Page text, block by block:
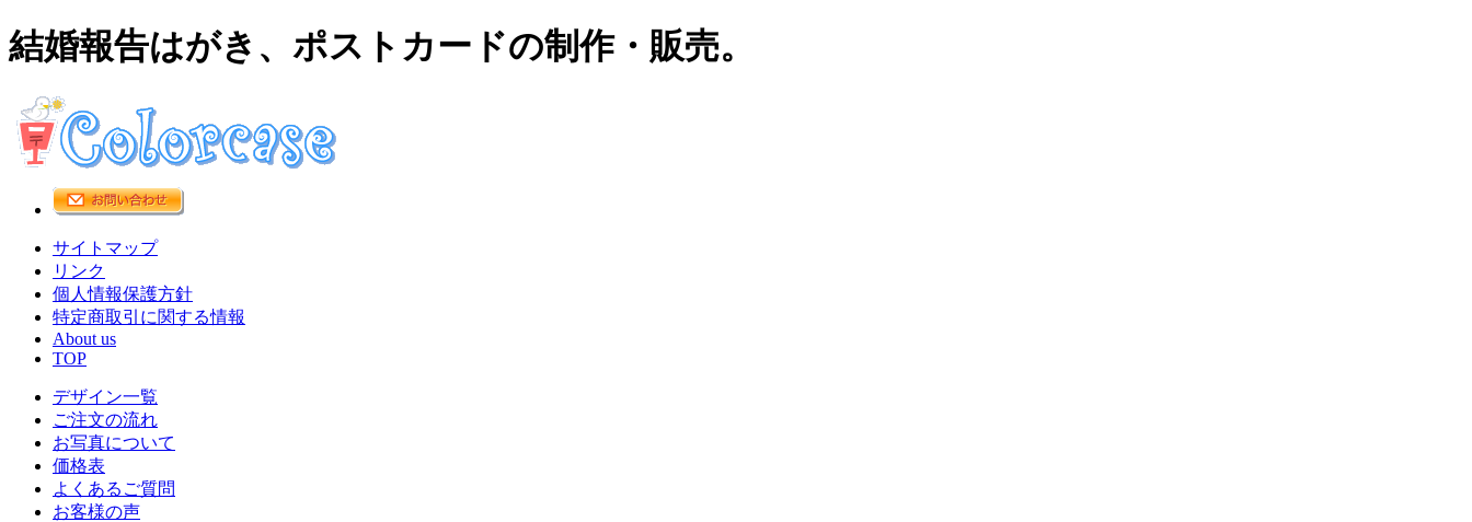
結婚報告はがき、ポストカードの制作・販売。
サイトマップ
リンク
個人情報保護方針
特定商取引に関する情報
About us
TOP
デザイン一覧
ご注文の流れ
お写真について
価格表
よくあるご質問
お客様の声